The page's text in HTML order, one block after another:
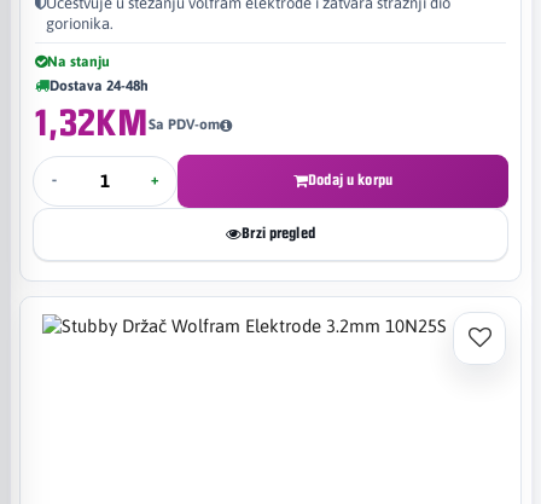
gorionika.
Na stanju
Dostava 24-48h
1,32KMSa PDV-om
- + Dodaj u korpu
Brzi pregled